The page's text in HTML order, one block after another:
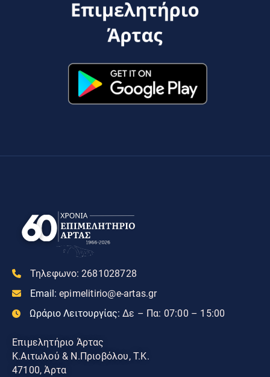
Τηλεφωνο: 2681028728
Email: epimelitirio@e-artas.gr
Ωράριο Λειτουργίας: Δε – Πα: 07:00 – 15:00
Επιμελητήριο Άρτας
Κ.Αιτωλού & Ν.Πριοβόλου, Τ.Κ.
47100, Άρτα